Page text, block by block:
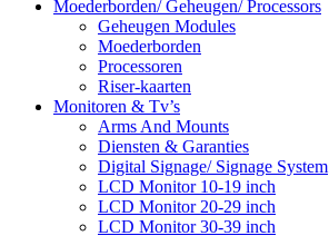
Moederborden/ Geheugen/ Processors
Geheugen Modules
Moederborden
Processoren
Riser-kaarten
Monitoren & Tv’s
Arms And Mounts
Diensten & Garanties
Digital Signage/ Signage System
LCD Monitor 10-19 inch
LCD Monitor 20-29 inch
LCD Monitor 30-39 inch